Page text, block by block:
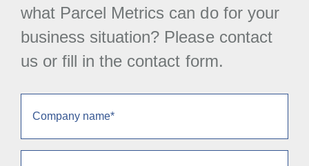
what Parcel Metrics can do for your
business situation? Please contact
us or fill in the contact form.
name